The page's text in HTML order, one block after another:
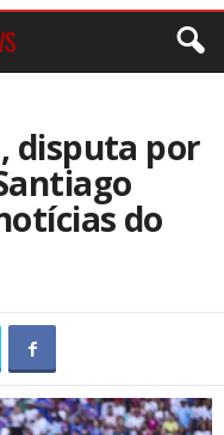
disputa por
do